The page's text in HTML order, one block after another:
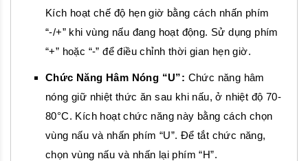
Kích hoạt chế độ hẹn giờ bằng cách nhấn phím
“-/+” khi vùng nấu đang hoạt động. Sử dụng phím
“+” hoặc “-” để điều chỉnh thời gian hẹn giờ.
Chức Năng Hâm Nóng “U”: Chức năng hâm
nóng giữ nhiệt thức ăn sau khi nấu, ở nhiệt độ 70-
80°C. Kích hoạt chức năng này bằng cách chọn
vùng nấu và nhấn phím “U”. Để tắt chức năng,
chọn vùng nấu và nhấn lại phím “H”.